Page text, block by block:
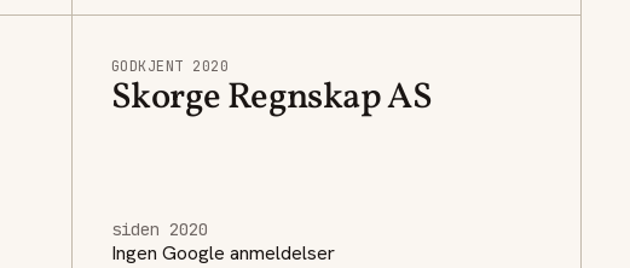
GODKJENT 2020
Skorge Regnskap AS
siden 2020
Ingen Google anmeldelser